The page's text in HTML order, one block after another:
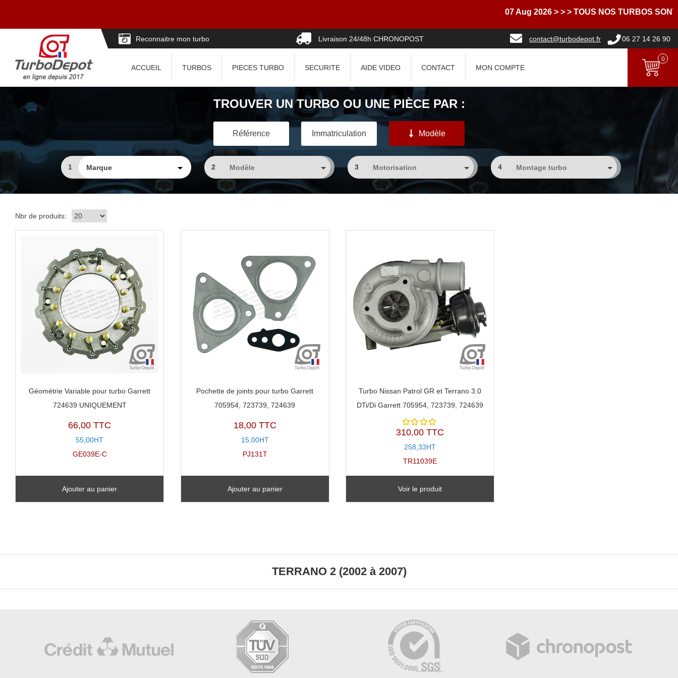
07 Aug 2026 > > > TOUS NOS TURBOS SONT
Reconnaitre mon turbo Livraison 24/48h CHRONOPOST contact@turbodepot.fr 06 27 14 26 90
ACCUEIL TURBOS PIECES TURBO SECURITE AIDE VIDEO CONTACT MON COMPTE
0
TROUVER UN TURBO OU UNE PIÈCE PAR :
Référence Immatriculation Modèle
1 2 3 4
Nbr de produits:
Géométrie Variable pour turbo Garrett
724639 UNIQUEMENT
66,00 TTC
55,00HT
GE039E-C
Ajouter au panier
Pochette de joints pour turbo Garrett
705954, 723739, 724639
18,00 TTC
15,00HT
PJ131T
Ajouter au panier
Turbo Nissan Patrol GR et Terrano 3.0
DTi/Di Garrett 705954, 723739, 724639
Note
5
310,00 TTC
258,33HT
TR11039E
Voir le produit
TERRANO 2 (2002 à 2007)